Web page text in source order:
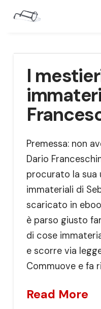
I
Premessa: non
Dario
procurato la sua
immateriali di
scaricato in
è parso giusto
di cose
e scorre via
Commuove e fa
Read More